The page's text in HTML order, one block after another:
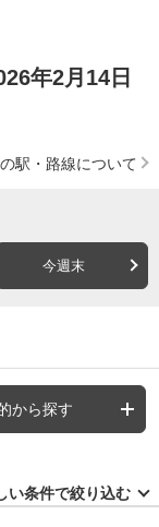
年2月14日
駅・路線について
今週末
から探す
い条件で絞り込む